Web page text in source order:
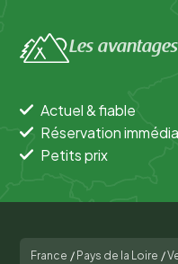
Les
Actuel & fiable
Réservation
Petits prix
France / Pays de la Loire /